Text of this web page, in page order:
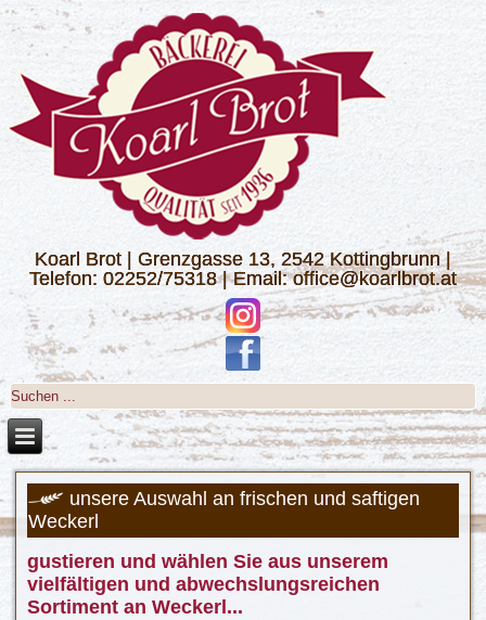
Koarl Brot | Grenzgasse 13, 2542 Kottingbrunn |
Telefon: 02252/75318 | Email: office@koarlbrot.at
unsere Auswahl an frischen und saftigen
Weckerl
gustieren und wählen Sie aus unserem
vielfältigen und abwechslungsreichen
Sortiment an Weckerl...